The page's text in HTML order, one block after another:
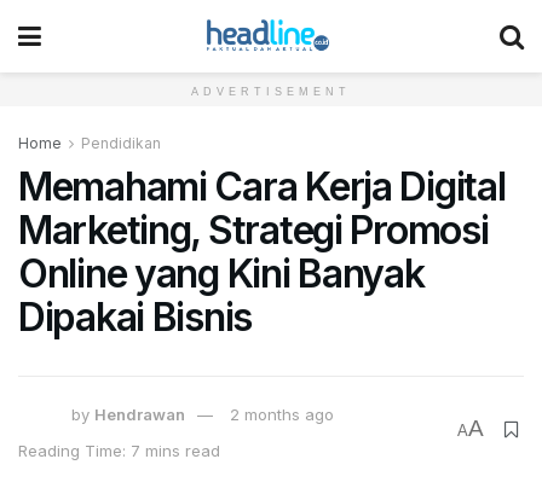
ADVERTISEMENT
Home Pendidikan
Memahami Cara Kerja Digital
Marketing, Strategi Promosi
Online yang Kini Banyak
Dipakai Bisnis
by Hendrawan
2 months ago
Reading Time: 7 mins read
AA